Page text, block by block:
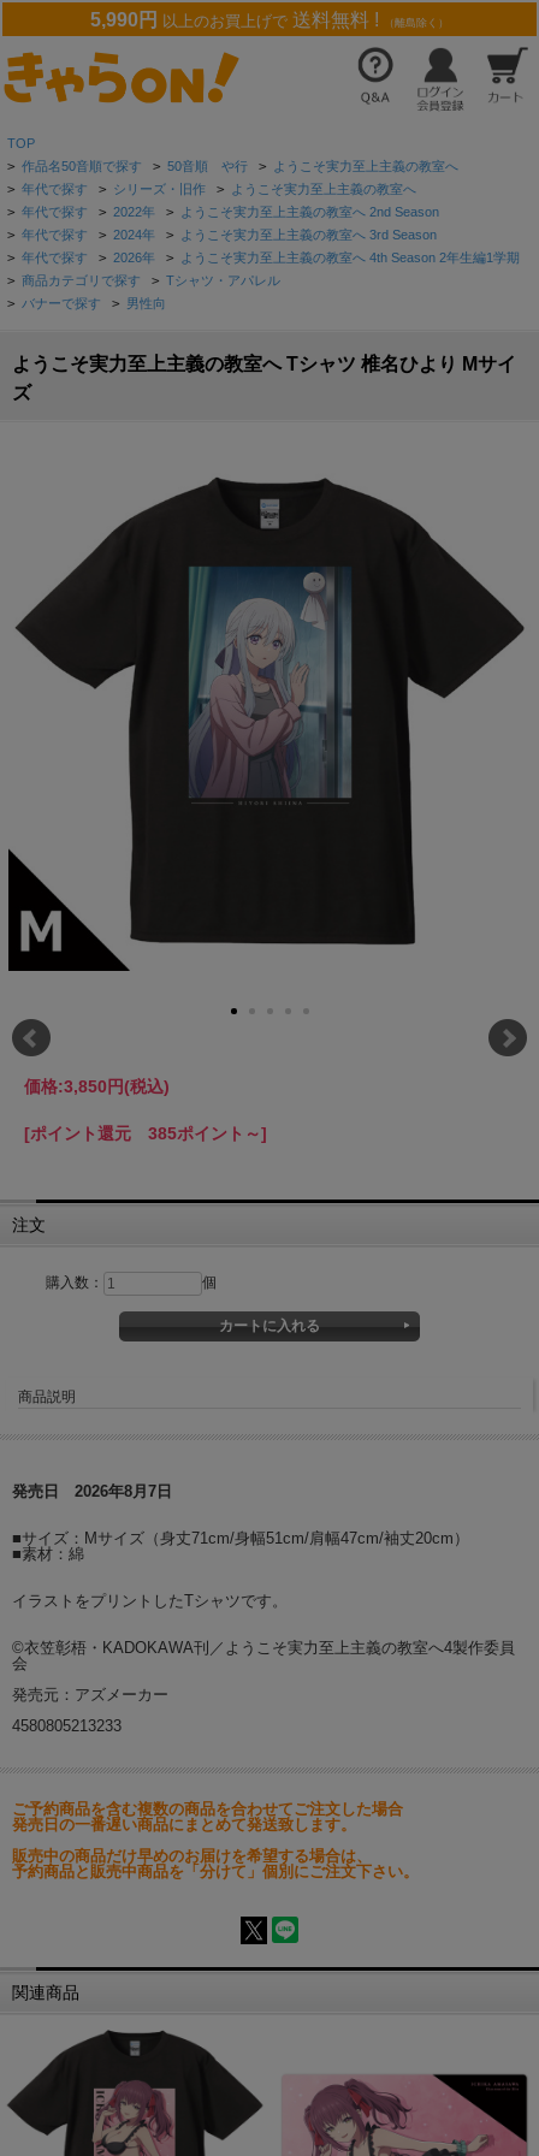
5,990円 以上のお買上げで 送料無料 ! （離島除く）
TOP
> 作品名50音順で探す > 50音順 や行 > ようこそ実力至上主義の教室へ
> 年代で探す > シリーズ・旧作 > ようこそ実力至上主義の教室へ
> 年代で探す > 2022年 > ようこそ実力至上主義の教室へ 2nd Season
> 年代で探す > 2024年 > ようこそ実力至上主義の教室へ 3rd Season
> 年代で探す > 2026年 > ようこそ実力至上主義の教室へ 4th Season 2年生編1学期
> 商品カテゴリで探す > Tシャツ・アパレル
> バナーで探す > 男性向
ようこそ実力至上主義の教室へ Tシャツ 椎名ひより Mサイ
ズ
価格:3,850円(税込)
[ポイント還元 385ポイント～]
注文
購入数： 個
商品説明
発売日 2026年8月7日
■サイズ：Mサイズ（身丈71cm/身幅51cm/肩幅47cm/袖丈20cm）
■素材：綿
イラストをプリントしたTシャツです。
©衣笠彰梧・KADOKAWA刊／ようこそ実力至上主義の教室へ4製作委員
会
発売元：アズメーカー
4580805213233
ご予約商品を含む複数の商品を合わせてご注文した場合
発売日の一番遅い商品にまとめて発送致します。
販売中の商品だけ早めのお届けを希望する場合は、
予約商品と販売中商品を「分けて」個別にご注文下さい。
関連商品